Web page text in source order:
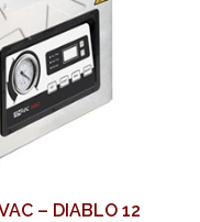
– DIABLO 12